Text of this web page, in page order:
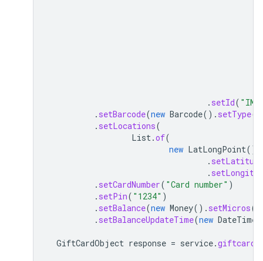
. setId(
. setBarcode(new Barcode(). setType(
. setLocations(
List.of(
new LatLongPoint()
. setLatitude
.
. setCardNumber( "Card number" )
. setPin( "1234" )
. setBalance(new Money(). setMicros(
. setBalanceUpdateTime(new DateTime
GiftCardObject response = service.